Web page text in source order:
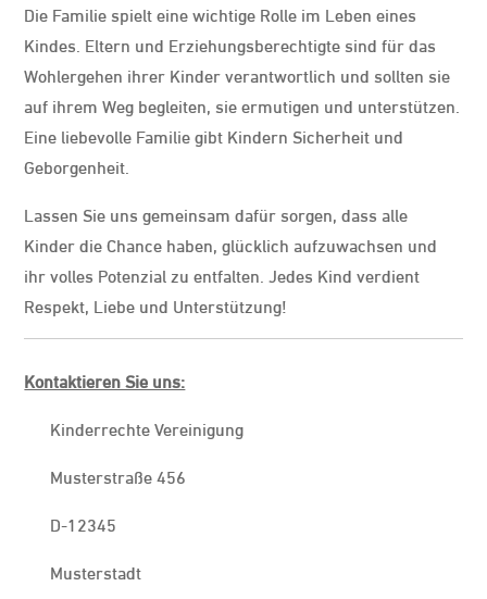
Die Familie spielt eine wichtige Rolle im Leben eines
Kindes. Eltern und Erziehungsberechtigte sind für das
Wohlergehen ihrer Kinder verantwortlich und sollten sie
auf ihrem Weg begleiten, sie ermutigen und unterstützen.
Eine liebevolle Familie gibt Kindern Sicherheit und
Geborgenheit.
Lassen Sie uns gemeinsam dafür sorgen, dass alle
Kinder die Chance haben, glücklich aufzuwachsen und
ihr volles Potenzial zu entfalten. Jedes Kind verdient
Respekt, Liebe und Unterstützung!
Kontaktieren Sie uns:
Kinderrechte Vereinigung
Musterstraße 456
D-12345
Musterstadt